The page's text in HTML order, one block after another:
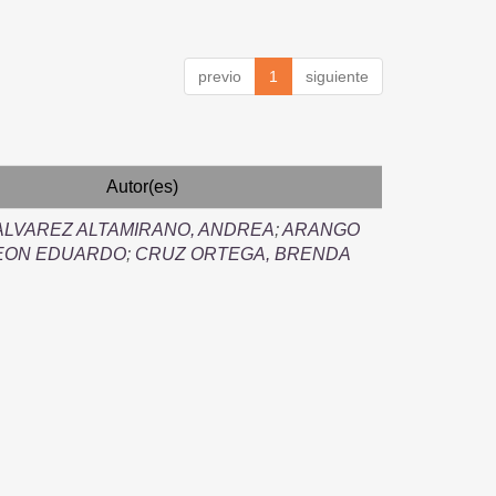
previo 1 siguiente
Autor(es)
ALTAMIRANO, ANDREA;ARANGO
EDUARDO; CRUZ ORTEGA, BRENDA